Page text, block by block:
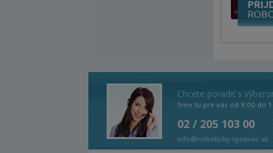
Chcete poradiť s
Sme tu pre vás od 8:00 do
02 / 205 103 00
info@roboticky-vysavac.sk